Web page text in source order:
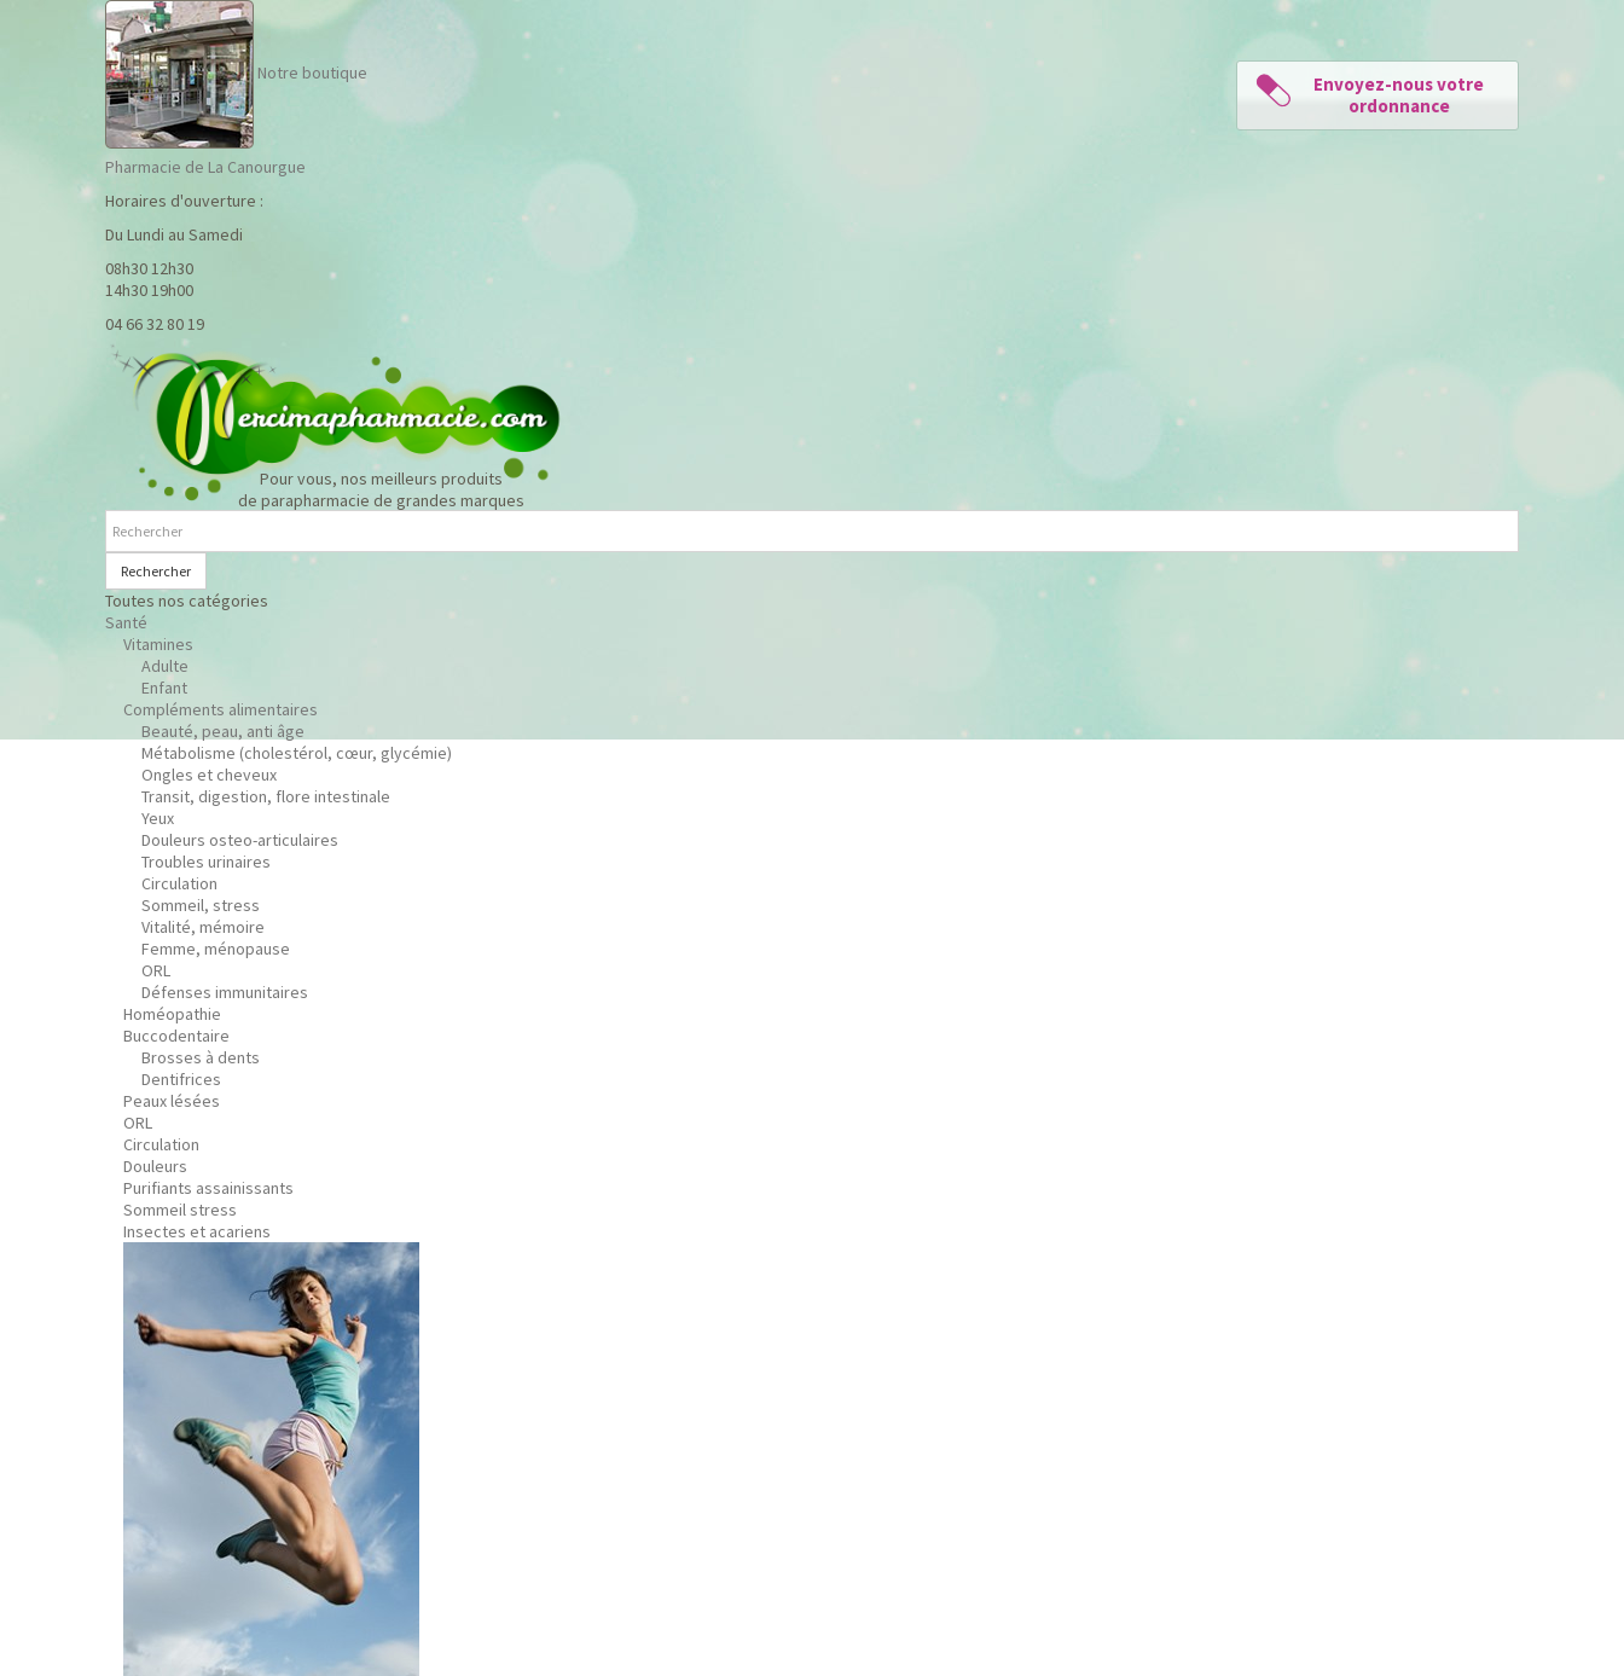
Notre boutique
Pharmacie de La Canourgue
Horaires d'ouverture :
Du Lundi au Samedi
08h30 12h30
14h30 19h00
04 66 32 80 19
Pour vous, nos meilleurs produits
de parapharmacie de grandes marques
Rechercher
Toutes nos catégories
Santé
Vitamines
Adulte
Enfant
Compléments alimentaires
Beauté, peau, anti âge
Métabolisme (cholestérol, cœur, glycémie)
Ongles et cheveux
Transit, digestion, flore intestinale
Yeux
Douleurs osteo-articulaires
Troubles urinaires
Circulation
Sommeil, stress
Vitalité, mémoire
Femme, ménopause
ORL
Défenses immunitaires
Homéopathie
Buccodentaire
Brosses à dents
Dentifrices
Peaux lésées
ORL
Circulation
Douleurs
Purifiants assainissants
Sommeil stress
Insectes et acariens
Envoyez-nous votre
ordonnance